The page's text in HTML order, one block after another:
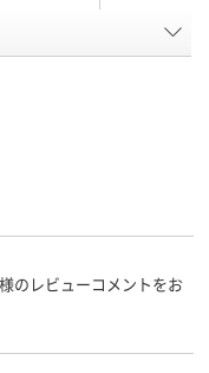
ン、
ルツルタイ
低密度ポリ
ン、LDPE（ツ
のレビューコメントをお